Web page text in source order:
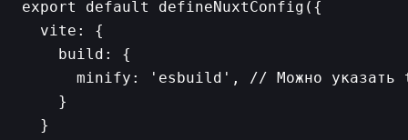
export default defineNuxtConfig({
  vite: {
    build: {
minify: 'esbuild', // Можно указать
    }
  }